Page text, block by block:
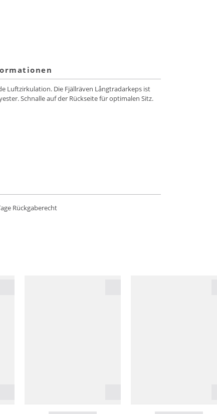
Luftzirkulation. Die Fjällräven Långtradarkeps ist
Schnalle auf der Rückseite für optimalen Sitz.
Rückgaberecht